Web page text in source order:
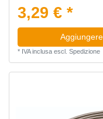
3,29 € *
* IVA inclusaescl. Spedizione